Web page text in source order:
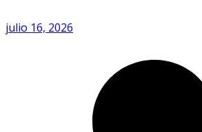
julio 16, 2026